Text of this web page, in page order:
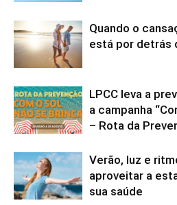
Quando o
está por detrás
LPCC leva a
a campanha
– Rota da
Verão, luz e
aproveitar a
sua saúde